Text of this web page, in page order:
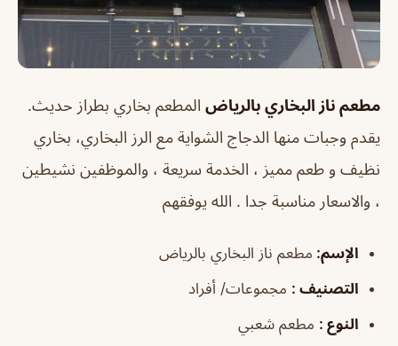
مطعم ناز البخاري بالرياض المطعم بخاري بطراز حديث.
يقدم وجبات منها الدجاج الشواية مع الرز البخاري، بخاري
نظيف و طعم مميز ، الخدمة سريعة ، والموظفين نشيطين
، والاسعار مناسبة جدا . الله يوفقهم
الإسم: مطعم ناز البخاري بالرياض
التصنيف : مجموعات/ أفراد
النوع : مطعم شعبي